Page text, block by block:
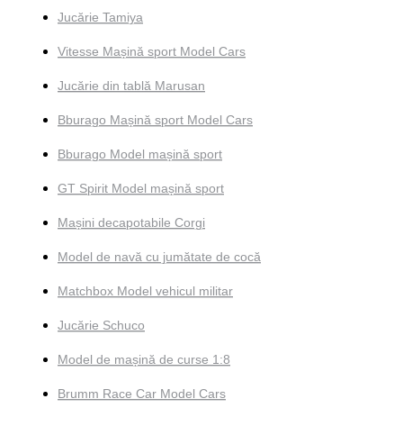
Jucărie Tamiya
Vitesse Mașină sport Model Cars
Jucărie din tablă Marusan
Bburago Mașină sport Model Cars
Bburago Model mașină sport
GT Spirit Model mașină sport
Mașini decapotabile Corgi
Model de navă cu jumătate de cocă
Matchbox Model vehicul militar
Jucărie Schuco
Model de mașină de curse 1:8
Brumm Race Car Model Cars